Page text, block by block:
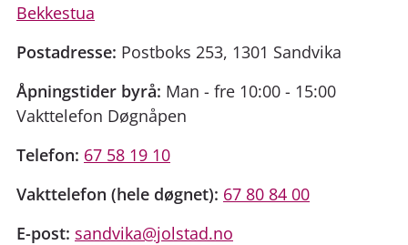
Bekkestua
Postadresse: Postboks 253, 1301 Sandvika
Åpningstider byrå: Man - fre 10:00 - 15:00
Vakttelefon Døgnåpen
Telefon: 67 58 19 10
Vakttelefon (hele døgnet): 67 80 84 00
E-post: sandvika@jolstad.no